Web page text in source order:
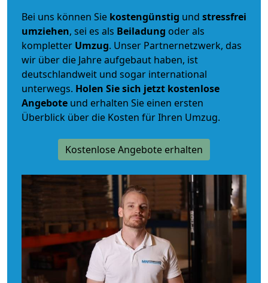
Bei uns können Sie kostengünstig und stressfrei
umziehen, sei es als Beiladung oder als
kompletter Umzug. Unser Partnernetzwerk, das
wir über die Jahre aufgebaut haben, ist
deutschlandweit und sogar international
unterwegs. Holen Sie sich jetzt kostenlose
Angebote und erhalten Sie einen ersten
Überblick über die Kosten für Ihren Umzug.
Kostenlose Angebote erhalten